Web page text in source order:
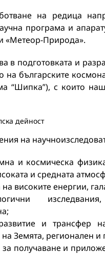
на редица
програма и
«Метеор-Природа».
в подготовката и
на българските
“Шипка”), с които
дейност
на
и космическа
и средната
високите енергии,
и трансфер
Земята, регионален
за получаване и